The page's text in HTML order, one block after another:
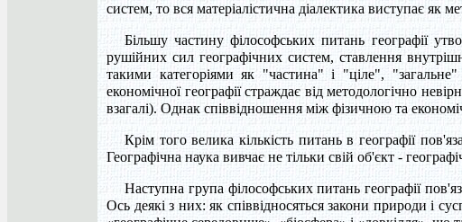
систем, то вся матеріалістична діалектика виступає як
Більшу частину філософських питань географії
рушійних сил географічних систем, ставлення
такими категоріями як "частина" і "ціле",
економічної географії страждає від методологічно
взагалі). Однак співвідношення між фізичною та
Крім того велика кількість питань в географії
Географічна наука вивчає не тільки свій об'єкт -
Наступна група філософських питань географії
Ось деякі з них: як співвідносяться закони природи і